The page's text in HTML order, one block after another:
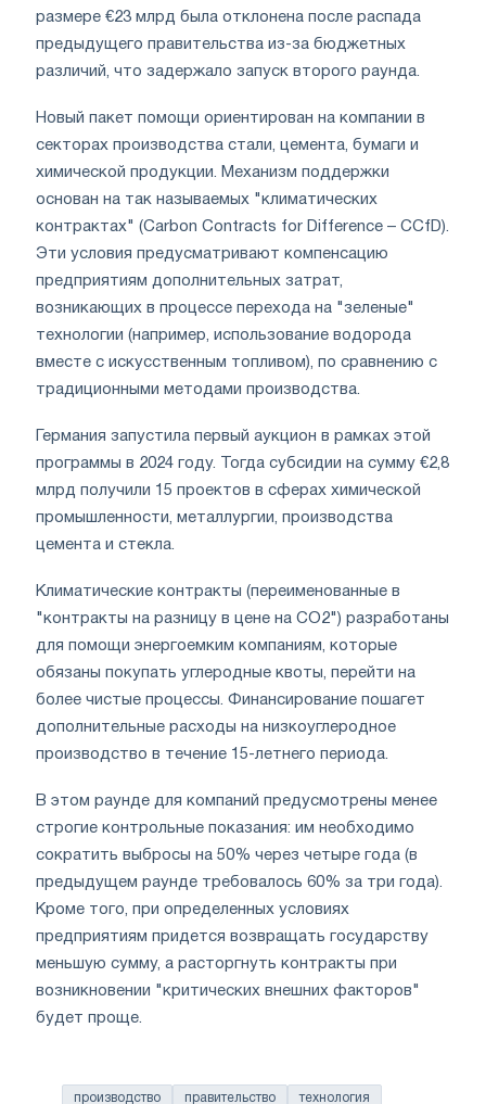
размере €23 млрд была отклонена после распада
предыдущего правительства из-за бюджетных
различий, что задержало запуск второго раунда.
Новый пакет помощи ориентирован на компании в
секторах производства стали, цемента, бумаги и
химической продукции. Механизм поддержки
основан на так называемых "климатических
контрактах" (Carbon Contracts for Difference – CCfD).
Эти условия предусматривают компенсацию
предприятиям дополнительных затрат,
возникающих в процессе перехода на "зеленые"
технологии (например, использование водорода
вместе с искусственным топливом), по сравнению с
традиционными методами производства.
Германия запустила первый аукцион в рамках этой
программы в 2024 году. Тогда субсидии на сумму €2,8
млрд получили 15 проектов в сферах химической
промышленности, металлургии, производства
цемента и стекла.
Климатические контракты (переименованные в
"контракты на разницу в цене на CO2") разработаны
для помощи энергоемким компаниям, которые
обязаны покупать углеродные квоты, перейти на
более чистые процессы. Финансирование пошагет
дополнительные расходы на низкоуглеродное
производство в течение 15-летнего периода.
В этом раунде для компаний предусмотрены менее
строгие контрольные показания: им необходимо
сократить выбросы на 50% через четыре года (в
предыдущем раунде требовалось 60% за три года).
Кроме того, при определенных условиях
предприятиям придется возвращать государству
меньшую сумму, а расторгнуть контракты при
возникновении "критических внешних факторов"
будет проще.
производство правительство технология